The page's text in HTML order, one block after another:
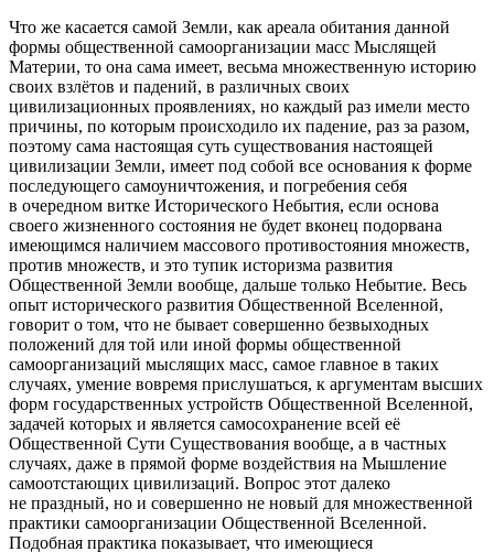
Что же касается самой Земли, как ареала обитания данной
формы общественной самоорганизации масс Мыслящей
Материи, то она сама имеет, весьма множественную историю
своих взлётов и падений, в различных своих
цивилизационных проявлениях, но каждый раз имели место
причины, по которым происходило их падение, раз за разом,
поэтому сама настоящая суть существования настоящей
цивилизации Земли, имеет под собой все основания к форме
последующего самоуничтожения, и погребения себя
в очередном витке Исторического Небытия, если основа
своего жизненного состояния не будет вконец подорвана
имеющимся наличием массового противостояния множеств,
против множеств, и это тупик историзма развития
Общественной Земли вообще, дальше только Небытие. Весь
опыт исторического развития Общественной Вселенной,
говорит о том, что не бывает совершенно безвыходных
положений для той или иной формы общественной
самоорганизаций мыслящих масс, самое главное в таких
случаях, умение вовремя прислушаться, к аргументам высших
форм государственных устройств Общественной Вселенной,
задачей которых и является самосохранение всей её
Общественной Сути Существования вообще, а в частных
случаях, даже в прямой форме воздействия на Мышление
самоотстающих цивилизаций. Вопрос этот далеко
не праздный, но и совершенно не новый для множественной
практики самоорганизации Общественной Вселенной.
Подобная практика показывает, что имеющиеся